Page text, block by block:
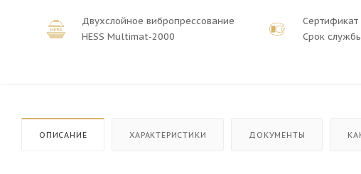
Двухслойное вибропрессование
HESS Multimat-2000
Срок
ОПИСАНИЕ ХАРАКТЕРИСТИКИ ДОКУМЕНТЫ